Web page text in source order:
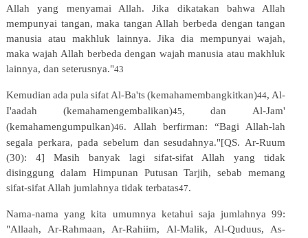
Allah yang menyamai Allah. Jika dikatakan bahwa Allah
mempunyai tangan, maka tangan Allah berbeda dengan tangan
manusia atau makhluk lainnya. Jika dia mempunyai wajah,
maka wajah Allah berbeda dengan wajah manusia atau makhluk
lainnya, dan seterusnya."43
Kemudian ada pula sifat Al-Ba'ts(kemahamembangkitkan)44, Al-
I'aadah
(kemahamengembalikan)45, dan
Al-Jam'
(kemahamengumpulkan)46. Allah berfirman: “Bagi
Allah-lah
segala perkara, pada sebelum dan sesudahnya."[QS. Ar-Ruum
(30): 4] Masih banyak lagi sifat-sifat Allah yang tidak
disinggung dalam Himpunan Putusan Tarjih, sebab memang
sifat-sifat Allah jumlahnya tidak terbatas47.
Nama-nama yang kita umumnya ketahui saja jumlahnya 99:
"Allaah, Ar-Rahmaan, Ar-Rahiim, Al-Malik, Al-Quduus,
As-